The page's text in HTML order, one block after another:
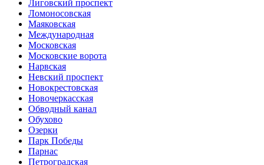
Лиговский проспект
Ломоносовская
Маяковская
Международная
Московская
Московские ворота
Нарвская
Невский проспект
Новокрестовская
Новочеркасская
Обводный канал
Обухово
Озерки
Парк Победы
Парнас
Петроградская